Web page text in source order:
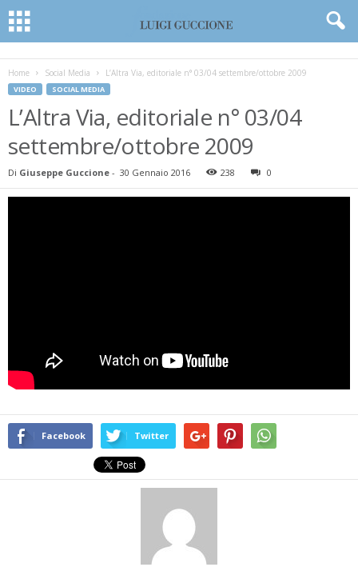
Home Social Media L’Altra Via, editoriale n° 03/04 settembre/ottobre 2009
VIDEO SOCIAL MEDIA
L’Altra Via, editoriale n° 03/04
settembre/ottobre 2009
Di Giuseppe Guccione - 30 Gennaio 2016 238 0
Facebook Twitter